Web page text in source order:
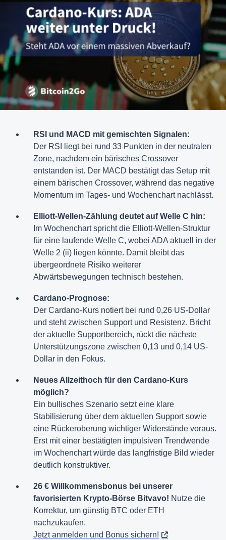
RSI und MACD mit gemischten Signalen:
Der RSI liegt bei rund 33 Punkten in der neutralen
Zone, nachdem ein bärisches Crossover
entstanden ist. Der MACD bestätigt das Setup mit
einem bärischen Crossover, während das negative
Momentum im Tages- und Wochenchart nachlässt.
Elliott-Wellen-Zählung deutet auf Welle C hin:
Im Wochenchart spricht die Elliott-Wellen-Struktur
für eine laufende Welle C, wobei ADA aktuell in der
Welle 2 (ii) liegen könnte. Damit bleibt das
übergeordnete Risiko weiterer
Abwärtsbewegungen technisch bestehen.
Cardano-Prognose:
Der Cardano-Kurs notiert bei rund 0,26 US-Dollar
und steht zwischen Support und Resistenz. Bricht
der aktuelle Supportbereich, rückt die nächste
Unterstützungszone zwischen 0,13 und 0,14 US-
Dollar in den Fokus.
Neues Allzeithoch für den Cardano-Kurs
möglich?
Ein bullisches Szenario setzt eine klare
Stabilisierung über dem aktuellen Support sowie
eine Rückeroberung wichtiger Widerstände voraus.
Erst mit einer bestätigten impulsiven Trendwende
im Wochenchart würde das langfristige Bild wieder
deutlich konstruktiver.
26 € Willkommensbonus bei unserer
favorisierten Krypto-Börse Bitvavo! Nutze die
Korrektur, um günstig BTC oder ETH
nachzukaufen.
Jetzt anmelden und Bonus sichern!